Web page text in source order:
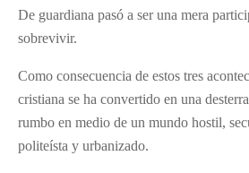
De guardiana pasó a ser una mera
sobrevivir.
Como consecuencia de estos tres
cristiana se ha convertido en una
rumbo en medio de un mundo hostil,
politeísta y urbanizado.